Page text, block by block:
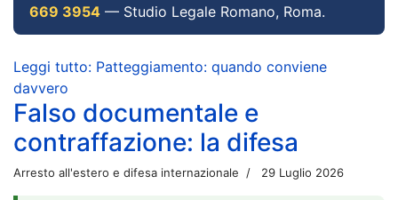
669 3954 — Studio Legale Romano, Roma.
Leggi tutto: Patteggiamento: quando conviene
davvero
Falso documentale e
contraffazione: la difesa
Arresto all'estero e difesa internazionale 29 Luglio 2026